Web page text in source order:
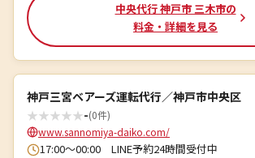
中央代行 神戸市 三木市の
料金・詳細を見る
神戸三宮ベアーズ運転代行／神戸市中央区
★★★★★-(0件)
www.sannomiya-daiko.com/
17:00～00:00 LINE予約24時間受付中